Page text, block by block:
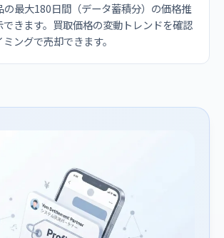
の最大180日間（データ蓄積分）の価格推
きます。買取価格の変動トレンドを確認
ングで売却できます。